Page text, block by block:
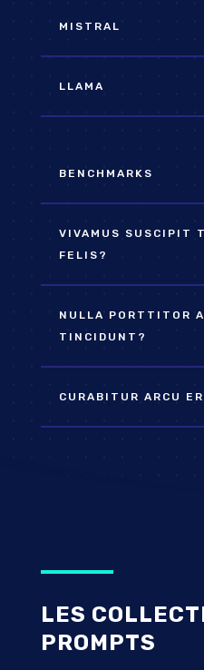
MISTRAL
LLAMA
BENCHMARKS
VIVAMUS SUSCIPIT
FELIS?
NULLA PORTTITOR
TINCIDUNT?
CURABITUR ARCU
LES
PROMPTS